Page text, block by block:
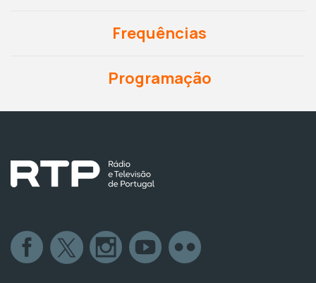
Frequências
Programação